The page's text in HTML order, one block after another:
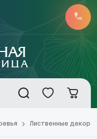
Лиственные